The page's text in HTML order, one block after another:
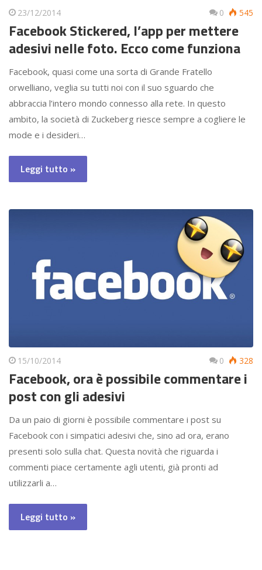
23/12/2014 0 545
Facebook Stickered, l’app per mettere
adesivi nelle foto. Ecco come funziona
Facebook, quasi come una sorta di Grande Fratello
orwelliano, veglia su tutti noi con il suo sguardo che
abbraccia l’intero mondo connesso alla rete. In questo
ambito, la società di Zuckeberg riesce sempre a cogliere le
mode e i desideri…
Leggi tutto »
15/10/2014 0 328
Facebook, ora è possibile commentare i
post con gli adesivi
Da un paio di giorni è possibile commentare i post su
Facebook con i simpatici adesivi che, sino ad ora, erano
presenti solo sulla chat. Questa novità che riguarda i
commenti piace certamente agli utenti, già pronti ad
utilizzarli a…
Leggi tutto »